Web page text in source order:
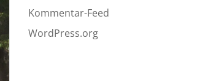
Kommentar-Feed
WordPress.org